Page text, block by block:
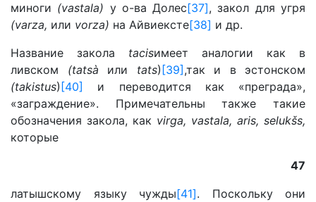
миноги (vastala) у о-ва Долес[37], закол для угря
(varza, или vorza) на Айвиексте[38] и др.
Название закола tacisимеет аналогии как в
ливском (tatsà или tats) [39] ,так и в эстонском
(takistus) [40]
и переводится как «преграда»,
«заграждение». Примечательны также такие
обозначения закола, как virga, vastala, aris, selukšs,
которые
47
латышскому языку чужды[41]. Поскольку они